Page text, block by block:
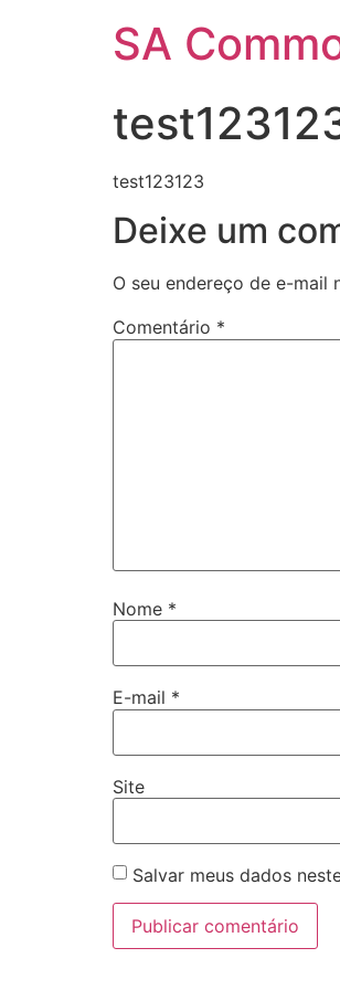
SA
test123123
Deixe um
O seu endereço de e-mail
Comentário *
Nome *
E-mail *
Site
Salvar meus dados